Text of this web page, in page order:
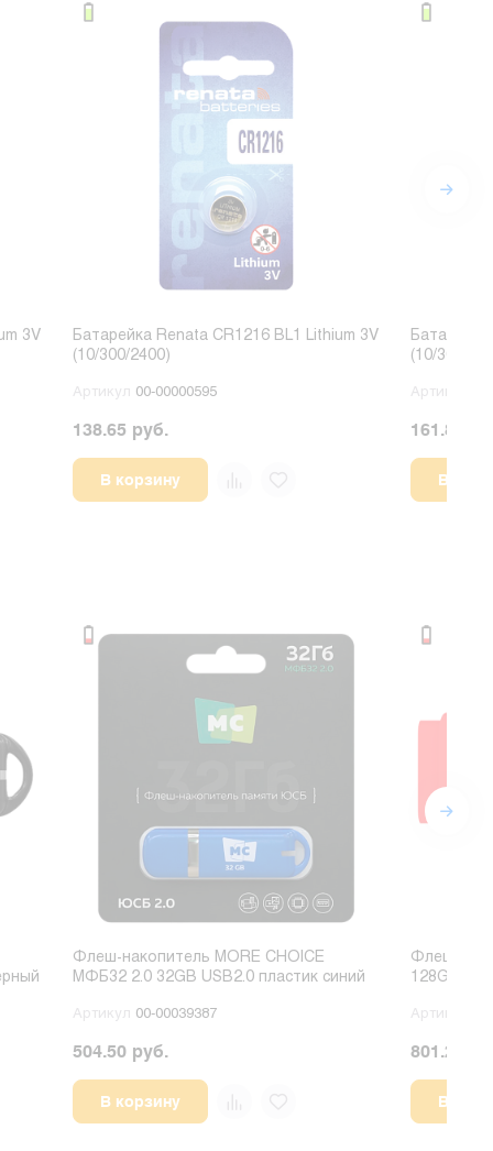
3V
Батарейка Renata CR1216 BL1 Lithium 3V
(10/300/2400)
Артикул 00-00000595
138.65 руб.
В корзину
(10/300/
Артикул
161.88
В
Флеш-накопитель MORE CHOICE
МФБ32 2.0 32GB USB2.0 пластик синий
Артикул 00-00039387
504.50 руб.
В корзину
Флеш-
128GB
Артикул
801.28
В